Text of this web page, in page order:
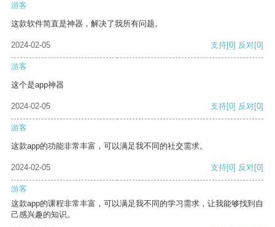
游客
这款软件简直是神器，解决了我所有问题。
2024-02-05 支持[0] 反对[0]
游客
这个是app神器
2024-02-05 支持[0] 反对[0]
游客
这款app的功能非常丰富，可以满足我不同的社交需求。
2024-02-05 支持[0] 反对[0]
游客
这款app的课程非常丰富，可以满足我不同的学习需求，让我能够找到自
己感兴趣的知识。